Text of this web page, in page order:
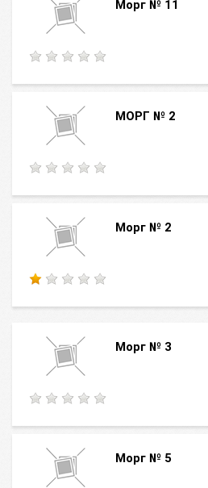
Морг № 11
МОРГ № 2
Морг № 2
Морг № 3
Морг № 5